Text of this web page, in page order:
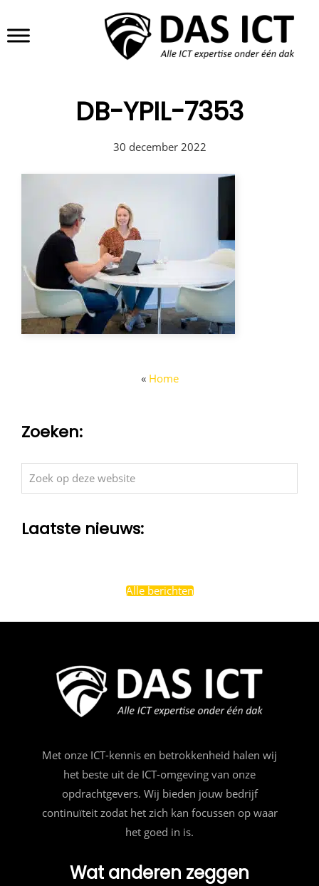
naar
DAS ICT
Header
DB-YPIL-7353
30 december 2022
« Home
Zoeken:
Zoek
op
website
Laatste nieuws:
Alle berichten
Met onze ICT-kennis en betrokkenheid halen wij
het beste uit de ICT-omgeving van onze
opdrachtgevers. Wij bieden jouw bedrijf
continuïteit zodat het zich kan focussen op waar
het goed in is.
Wat anderen zeggen